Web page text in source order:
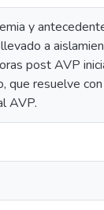
y
a
post AVP
que resuelve
AVP.